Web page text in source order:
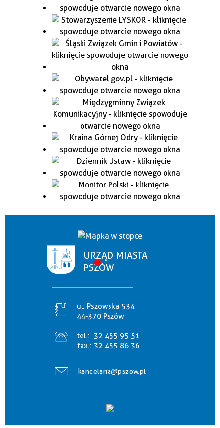
URZĄD MIASTA
PSZÓW
ul. Pszowska 534
44-370 Pszów
tel.: 32 455 95 51
fax.: 32 455 86 36
kancelaria@pszow.pl